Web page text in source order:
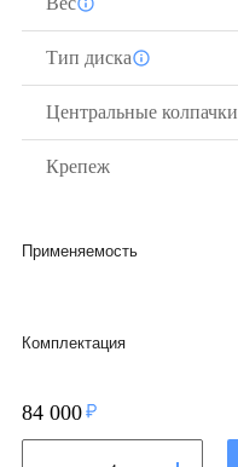
Тип диска
Центральные колпачки
Крепеж
Применяемость
Комплектация
84 000